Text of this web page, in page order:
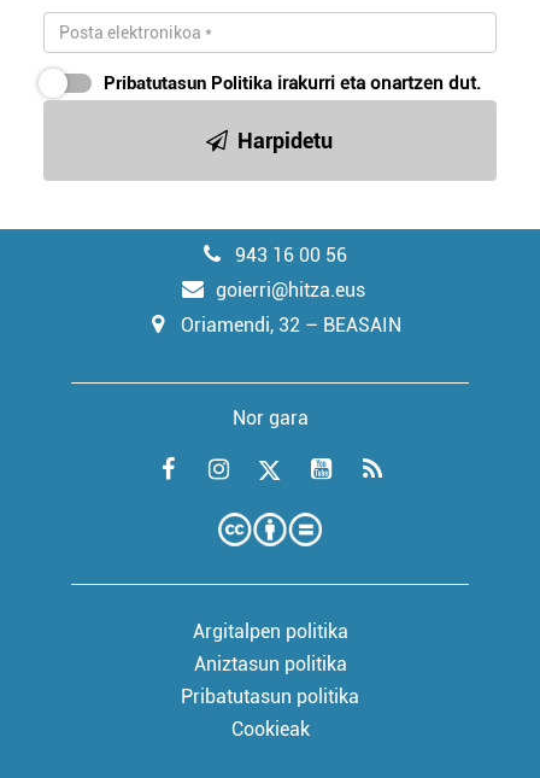
Pribatutasun Politika irakurri eta onartzen dut.
Harpidetu
943 16 00 56
goierri@hitza.eus
Oriamendi, 32 – BEASAIN
Nor gara
Argitalpen politika
Aniztasun politika
Pribatutasun politika
Cookieak